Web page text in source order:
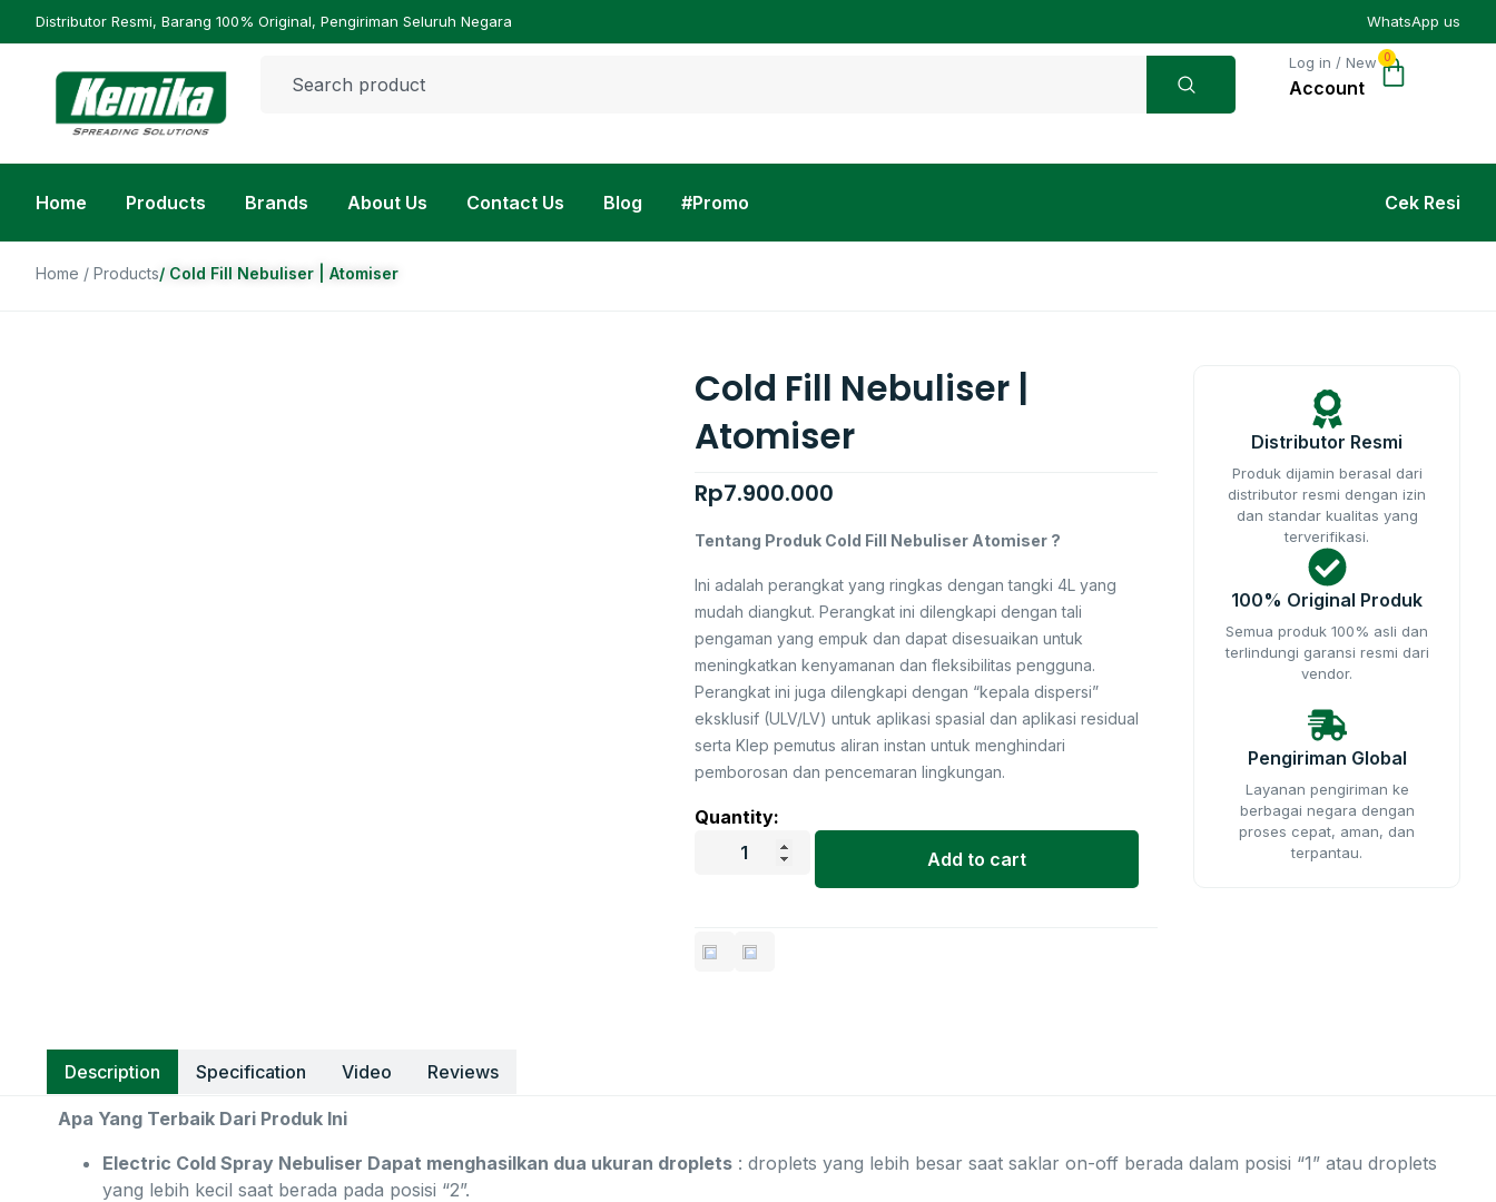
Distributor Resmi, Barang 100% Original, Pengiriman Seluruh Negara WhatsApp us
Log in / New 0
Home Products Brands About Us Contact Us Blog #Promo Cek Resi
Home / Products/ Cold Fill Nebuliser | Atomiser
Cold Fill Nebuliser |
Atomiser
Rp7.900.000
Tentang Produk Cold Fill Nebuliser Atomiser ?
Ini adalah perangkat yang ringkas dengan tangki 4L yang
mudah diangkut. Perangkat ini dilengkapi dengan tali
pengaman yang empuk dan dapat disesuaikan untuk
meningkatkan kenyamanan dan fleksibilitas pengguna.
Perangkat ini juga dilengkapi dengan “kepala dispersi”
eksklusif (ULV/LV) untuk aplikasi spasial dan aplikasi residual
serta Klep pemutus aliran instan untuk menghindari
pemborosan dan pencemaran lingkungan.
Quantity:
Add to cart
Distributor Resmi
Produk dijamin berasal dari
distributor resmi dengan izin
dan standar kualitas yang
terverifikasi.
100% Original Produk
Semua produk 100% asli dan
terlindungi garansi resmi dari
vendor.
Pengiriman Global
Layanan pengiriman ke
berbagai negara dengan
proses cepat, aman, dan
terpantau.
Description Specification Video Reviews
Apa Yang Terbaik Dari Produk Ini
Electric Cold Spray Nebuliser Dapat menghasilkan dua ukuran droplets : droplets yang lebih besar saat saklar on-off berada dalam posisi “1” atau droplets
yang lebih kecil saat berada pada posisi “2”.